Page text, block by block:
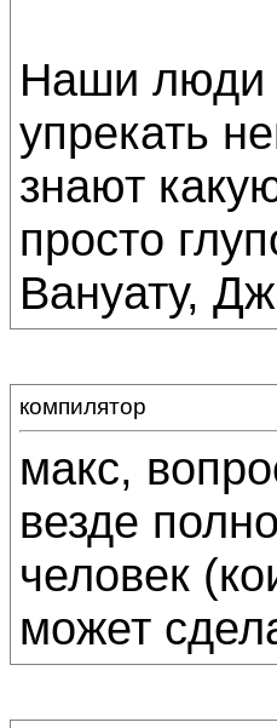
Наши люди
упрекать
знают
просто
Вануату,
компилятор
макс,
везде
человек
может